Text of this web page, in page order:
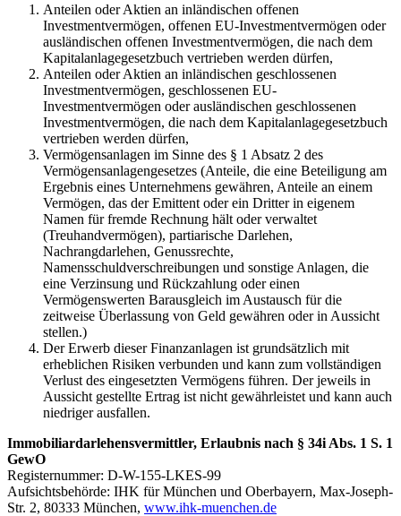
Anteilen oder Aktien an inländischen offenen
Investmentvermögen, offenen EU-Investmentvermögen oder
ausländischen offenen Investmentvermögen, die nach dem
Kapitalanlagegesetzbuch vertrieben werden dürfen,
Anteilen oder Aktien an inländischen geschlossenen
Investmentvermögen, geschlossenen EU-
Investmentvermögen oder ausländischen geschlossenen
Investmentvermögen, die nach dem Kapitalanlagegesetzbuch
vertrieben werden dürfen,
Vermögensanlagen im Sinne des § 1 Absatz 2 des
Vermögensanlagengesetzes (Anteile, die eine Beteiligung am
Ergebnis eines Unternehmens gewähren, Anteile an einem
Vermögen, das der Emittent oder ein Dritter in eigenem
Namen für fremde Rechnung hält oder verwaltet
(Treuhandvermögen), partiarische Darlehen,
Nachrangdarlehen, Genussrechte,
Namensschuldverschreibungen und sonstige Anlagen, die
eine Verzinsung und Rückzahlung oder einen
Vermögenswerten Barausgleich im Austausch für die
zeitweise Überlassung von Geld gewähren oder in Aussicht
stellen.)
Der Erwerb dieser Finanzanlagen ist grundsätzlich mit
erheblichen Risiken verbunden und kann zum vollständigen
Verlust des eingesetzten Vermögens führen. Der jeweils in
Aussicht gestellte Ertrag ist nicht gewährleistet und kann auch
niedriger ausfallen.
Immobiliardarlehensvermittler, Erlaubnis nach § 34i Abs. 1 S. 1
GewO
Registernummer: D-W-155-LKES-99
Aufsichtsbehörde: IHK für München und Oberbayern, Max-Joseph-
Str. 2, 80333 München, www.ihk-muenchen.de